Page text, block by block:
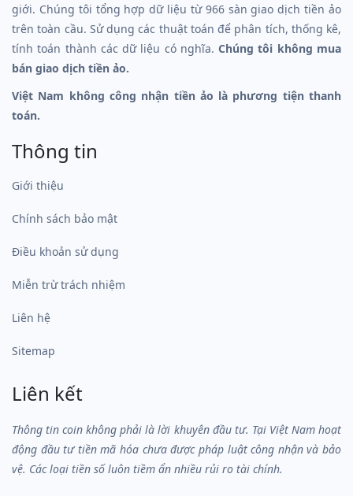
giới. Chúng tôi tổng hợp dữ liệu từ 966 sàn giao dịch tiền ảo
trên toàn cầu. Sử dụng các thuật toán để phân tích, thống kê,
tính toán thành các dữ liệu có nghĩa.Chúng tôi không mua
bán giao dịch tiền ảo.
Việt Nam không công nhận tiền ảo là phương tiện thanh
toán.
Thông tin
Giới thiệu
Chính sách bảo mật
Điều khoản sử dụng
Miễn trừ trách nhiệm
Liên hệ
Sitemap
Liên kết
Thông tin coin không phải là lời khuyên đầu tư. Tại Việt Nam hoạt
động đầu tư tiền mã hóa chưa được pháp luật công nhận và bảo
vệ. Các loại tiền số luôn tiềm ẩn nhiều rủi ro tài chính.